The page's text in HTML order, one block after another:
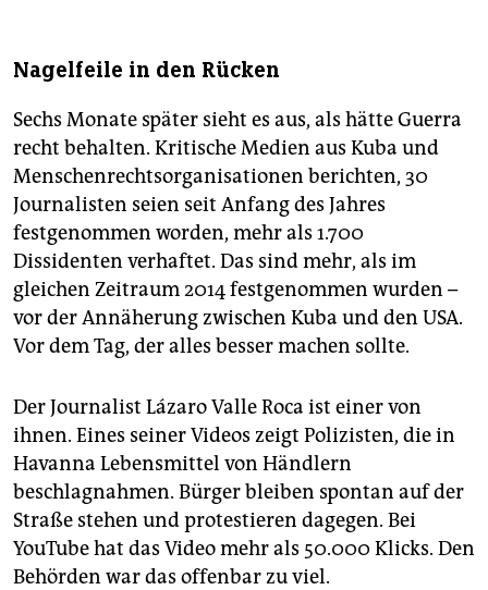
Nagelfeile in den Rücken
Sechs Monate später sieht es aus, als hätte Guerra
recht behalten. Kritische Medien aus Kuba und
Menschenrechtsorganisationen berichten, 30
Journalisten seien seit Anfang des Jahres
festgenommen worden, mehr als 1.700
Dissidenten verhaftet. Das sind mehr, als im
gleichen Zeitraum 2014 festgenommen wurden –
vor der Annäherung zwischen Kuba und den USA.
Vor dem Tag, der alles besser machen sollte.
Der Journalist Lázaro Valle Roca ist einer von
ihnen. Eines seiner Videos zeigt Polizisten, die in
Havanna Lebensmittel von Händlern
beschlagnahmen. Bürger bleiben spontan auf der
Straße stehen und protestieren dagegen. Bei
YouTube hat das Video mehr als 50.000 Klicks. Den
Behörden war das offenbar zu viel.